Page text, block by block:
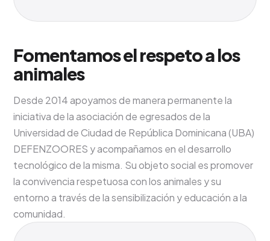
Fomentamos el respeto a los
animales
Desde 2014 apoyamos de manera permanente la
iniciativa de la asociación de egresados de la
Universidad de Ciudad de República Dominicana (UBA)
DEFENZOORES y acompañamos en el desarrollo
tecnológico de la misma. Su objeto social es promover
la convivencia respetuosa con los animales y su
entorno a través de la sensibilización y educación a la
comunidad.